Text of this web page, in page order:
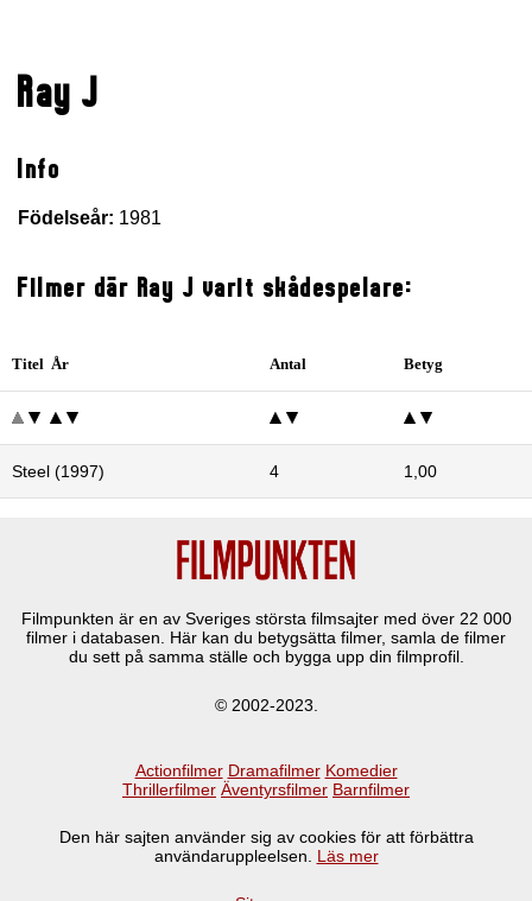
Ray J
Info
Födelseår: 1981
Filmer där Ray J varit skådespelare:
Titel År Antal Betyg
Steel (1997) 4 1,00
Filmpunkten är en av Sveriges största filmsajter med över 22 000
filmer i databasen. Här kan du betygsätta filmer, samla de filmer
du sett på samma ställe och bygga upp din filmprofil.
© 2002-2023.
Actionfilmer Dramafilmer Komedier
Thrillerfilmer Äventyrsfilmer Barnfilmer
Den här sajten använder sig av cookies för att förbättra
användaruppleelsen. Läs mer